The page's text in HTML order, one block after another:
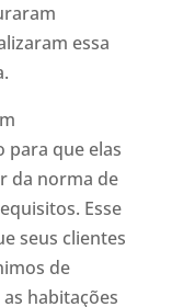
essa
que elas
da norma de
Esse
seus clientes
de
habitações